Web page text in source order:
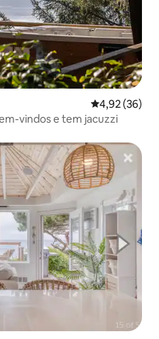
4,92 de uma
4,92 (36)
vindos e tem jacuzzi
hóspedes